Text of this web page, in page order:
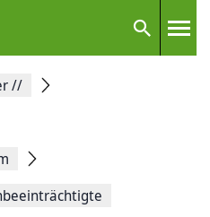
Suche
//